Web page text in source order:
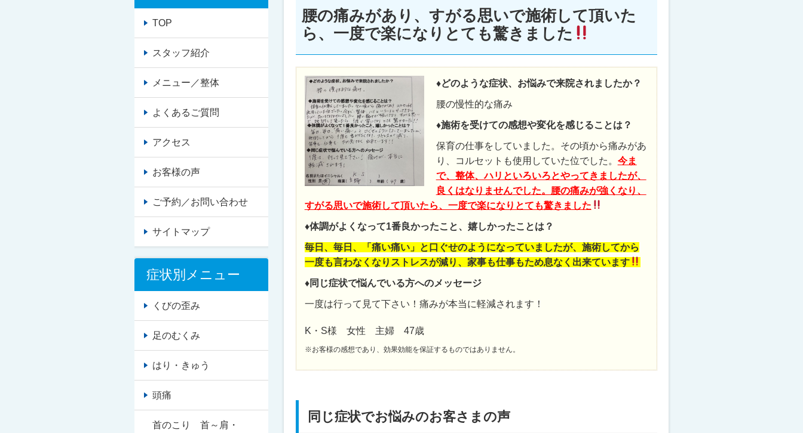
腰の痛みがあり、すがる思いで施術して頂いた
ら、一度で楽になりとても驚きました
♦どのような症状、お悩みで来院されましたか？
腰の慢性的な痛み
♦施術を受けての感想や変化を感じることは？
保育の仕事をしていました。その頃から痛みがあ
り、コルセットも使用していた位でした。 今ま
で、整体、ハリといろいろとやってきましたが、
良くはなりませんでした。腰の痛みが強くなり、
すがる思いで施術して頂いたら、一度で楽になりとても驚きました
♦体調がよくなって1番良かったこと、嬉しかったことは？
毎日、毎日、「痛い痛い」と口ぐせのようになっていましたが、施術してから
一度も言わなくなりストレスが減り、家事も仕事もため息なく出来ています
♦同じ症状で悩んでいる方へのメッセージ
一度は行って見て下さい！痛みが本当に軽減されます！
K・S様 女性 主婦 47歳
※お客様の感想であり、効果効能を保証するものではありません。
同じ症状でお悩みのお客さまの声
TOP
スタッフ紹介
メニュー／整体
よくあるご質問
アクセス
お客様の声
ご予約／お問い合わせ
サイトマップ
症状別メニュー
くびの歪み
足のむくみ
はり・きゅう
頭痛
首のこり 首～肩・